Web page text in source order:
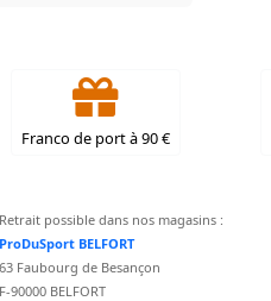
Franco de port à 90 €
Retrait possible dans nos magasins :
ProDuSport BELFORT
63 Faubourg de Besançon
F-90000 BELFORT